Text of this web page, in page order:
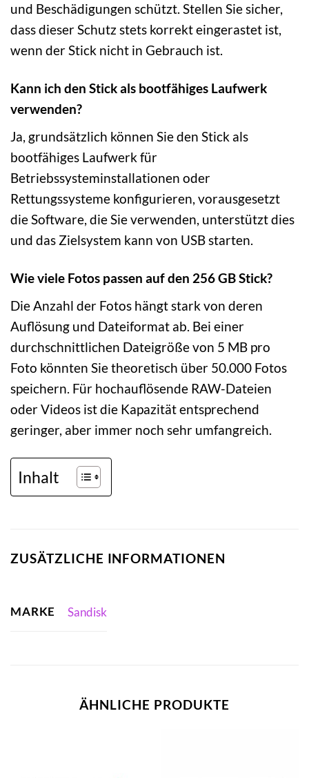
und Beschädigungen schützt. Stellen Sie sicher,
dass dieser Schutz stets korrekt eingerastet ist,
wenn der Stick nicht in Gebrauch ist.
Kann ich den Stick als bootfähiges Laufwerk
verwenden?
Ja, grundsätzlich können Sie den Stick als
bootfähiges Laufwerk für
Betriebssysteminstallationen oder
Rettungssysteme konfigurieren, vorausgesetzt
die Software, die Sie verwenden, unterstützt dies
und das Zielsystem kann von USB starten.
Wie viele Fotos passen auf den 256 GB Stick?
Die Anzahl der Fotos hängt stark von deren
Auflösung und Dateiformat ab. Bei einer
durchschnittlichen Dateigröße von 5 MB pro
Foto könnten Sie theoretisch über 50.000 Fotos
speichern. Für hochauflösende RAW-Dateien
oder Videos ist die Kapazität entsprechend
geringer, aber immer noch sehr umfangreich.
Inhalt
ZUSÄTZLICHE INFORMATIONEN
MARKE Sandisk
ÄHNLICHE PRODUKTE